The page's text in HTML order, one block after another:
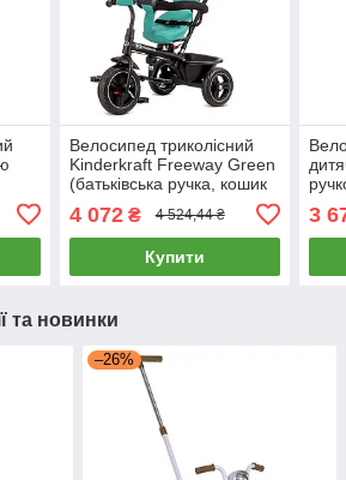
Велосипед триколісний
Kinderkraft Freeway Green
(батьківська ручка, кошик
4 072₴ 4 524,44 ₴
Купити
3
та новинки
–26%